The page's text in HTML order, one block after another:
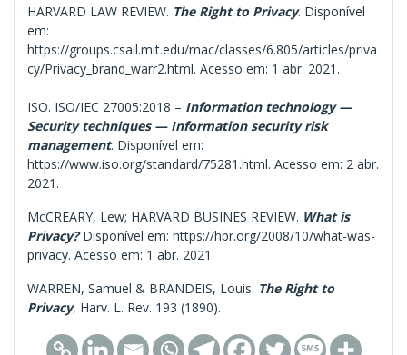
HARVARD LAW REVIEW. The Right to Privacy. Disponível
em:
https://groups.csail.mit.edu/mac/classes/6.805/articles/priva
cy/Privacy_brand_warr2.html. Acesso em: 1 abr. 2021.
ISO. ISO/IEC 27005:2018 – Information technology —
Security techniques — Information security risk
management. Disponível em:
https://www.iso.org/standard/75281.html. Acesso em: 2 abr.
2021.
McCREARY, Lew; HARVARD BUSINES REVIEW. What is
Privacy?Disponível em: https://hbr.org/2008/10/what-was-
privacy. Acesso em: 1 abr. 2021.
WARREN, Samuel & BRANDEIS, Louis. The Right to
Privacy, Harv. L. Rev. 193 (1890).